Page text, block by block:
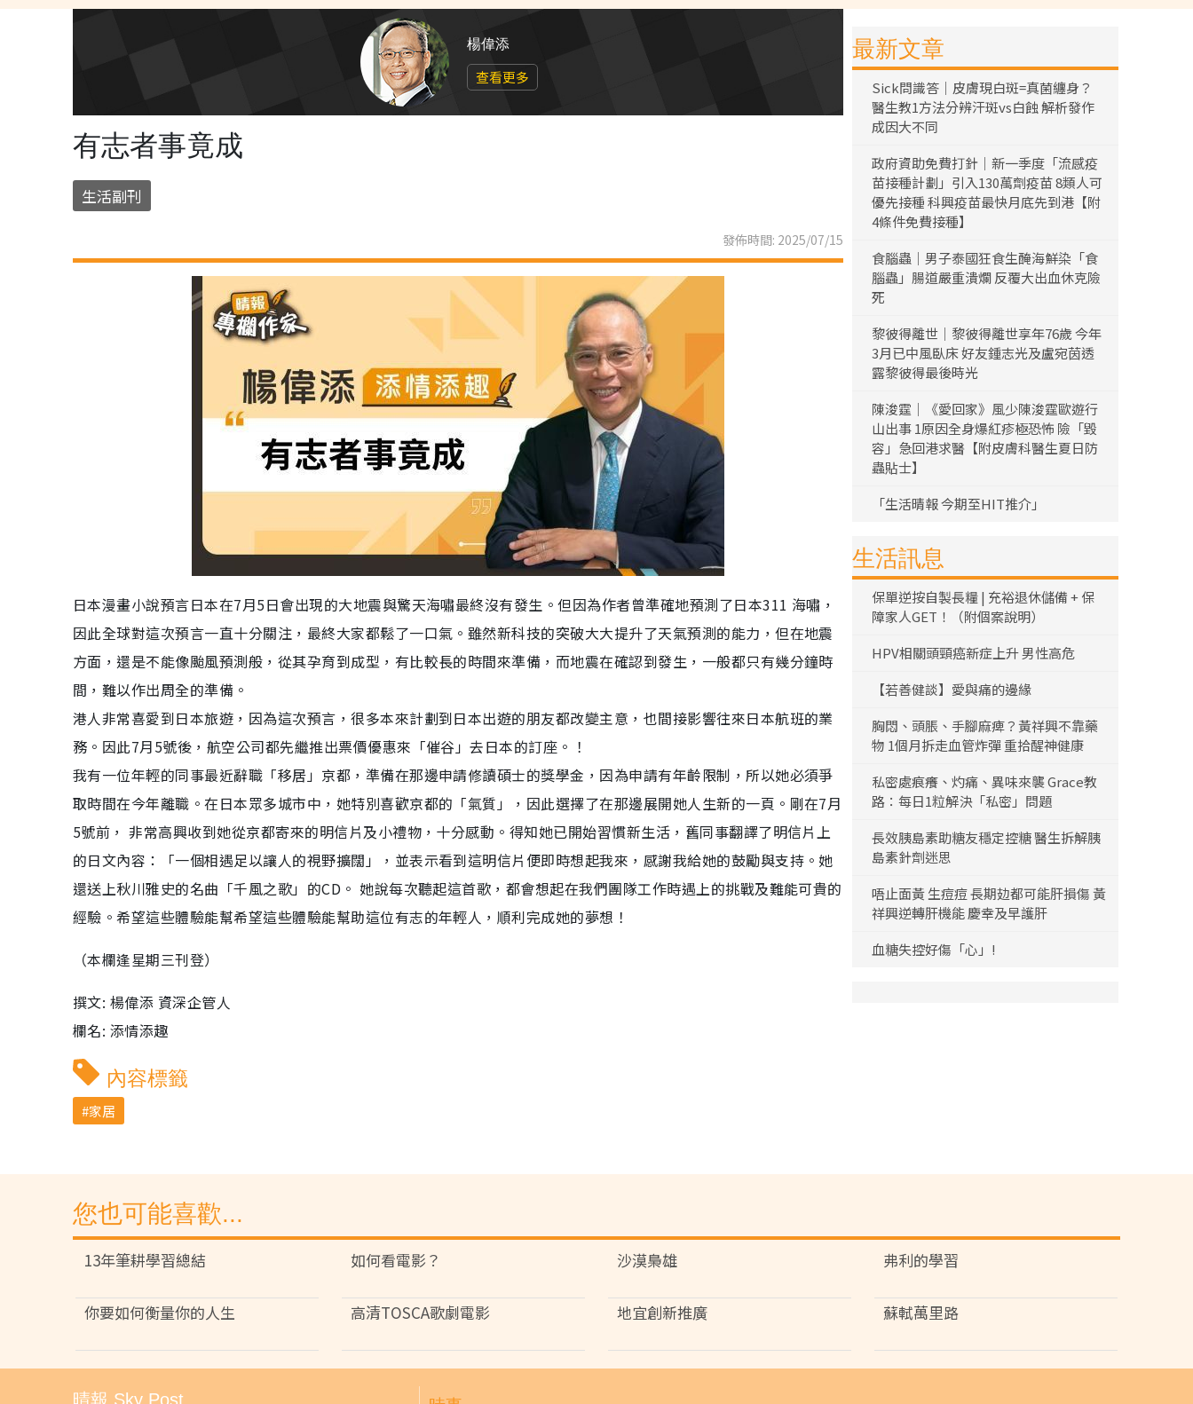
楊偉添
查看更多
有志者事竟成
生活副刊
發佈時間: 2025/07/15
日本漫畫小說預言日本在7月5日會出現的大地震與驚天海嘯最終沒有發生。但因為作者曾準確地預測了日本311 海嘯，
因此全球對這次預言一直十分關注，最終大家都鬆了一口氣。雖然新科技的突破大大提升了天氣預測的能力，但在地震
方面，還是不能像颱風預測般，從其孕育到成型，有比較長的時間來準備，而地震在確認到發生，一般都只有幾分鐘時
間，難以作出周全的準備。
港人非常喜愛到日本旅遊，因為這次預言，很多本來計劃到日本出遊的朋友都改變主意，也間接影響往來日本航班的業
務。因此7月5號後，航空公司都先繼推出票價優惠來「催谷」去日本的訂座。！
我有一位年輕的同事最近辭職「移居」京都，準備在那邊申請修讀碩士的獎學金，因為申請有年齡限制，所以她必須爭
取時間在今年離職。在日本眾多城市中，她特別喜歡京都的「氣質」，因此選擇了在那邊展開她人生新的一頁。剛在7月
5號前， 非常高興收到她從京都寄來的明信片及小禮物，十分感動。得知她已開始習慣新生活，舊同事翻譯了明信片上
的日文內容：「一個相遇足以讓人的視野擴闊」，並表示看到這明信片便即時想起我來，感謝我給她的鼓勵與支持。她
還送上秋川雅史的名曲「千風之歌」的CD。 她說每次聽起這首歌，都會想起在我們團隊工作時遇上的挑戰及難能可貴的
經驗。希望這些體驗能幫希望這些體驗能幫助這位有志的年輕人，順利完成她的夢想！
（本欄逢星期三刊登）
撰文: 楊偉添 資深企管人
欄名: 添情添趣
內容標籤
家居
最新文章
Sick問識答｜皮膚現白斑=真菌纏身？
醫生教1方法分辨汗斑vs白蝕 解析發作
成因大不同
政府資助免費打針｜新一季度「流感疫
苗接種計劃」引入130萬劑疫苗 8類人可
優先接種 科興疫苗最快月底先到港【附
4條件免費接種】
食腦蟲｜男子泰國狂食生醃海鮮染「食
腦蟲」腸道嚴重潰爛 反覆大出血休克險
死
黎彼得離世｜黎彼得離世享年76歲 今年
3月已中風臥床 好友鍾志光及盧宛茵透
露黎彼得最後時光
陳浚霆｜《愛回家》風少陳浚霆歐遊行
山出事 1原因全身爆紅疹極恐怖 險「毀
容」急回港求醫【附皮膚科醫生夏日防
蟲貼士】
「生活晴報 今期至HIT推介」
生活訊息
保單逆按自製長糧 | 充裕退休儲備 + 保
障家人GET！（附個案說明）
HPV相關頭頸癌新症上升 男性高危
【若善健談】愛與痛的邊緣
胸悶、頭脹、手腳麻痺？黃祥興不靠藥
物 1個月拆走血管炸彈 重拾醒神健康
私密處痕癢、灼痛、異味來襲 Grace教
路：每日1粒解決「私密」問題
長效胰島素助糖友穩定控糖 醫生拆解胰
島素針劑迷思
唔止面黃 生痘痘 長期攰都可能肝損傷 黃
祥興逆轉肝機能 慶幸及早護肝
血糖失控好傷「心」!
您也可能喜歡...
13年筆耕學習總結 如何看電影？ 沙漠梟雄 弗利的學習
你要如何衡量你的人生 高清TOSCA歌劇電影 地宜創新推廣 蘇軾萬里路
晴報 Sky Post